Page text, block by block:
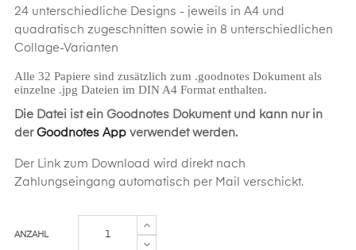
24 unterschiedliche Designs - jeweils in A4 und
quadratisch zugeschnitten sowie in 8 unterschiedlichen
Collage-Varianten
Alle 32 Papiere sind zusätzlich zum .goodnotes Dokument als
einzelne .jpg Dateien im DIN A4 Format enthalten.
Die Datei ist ein Goodnotes Dokument und kann nur in
der Goodnotes App verwendet werden.
Der Link zum Download wird direkt nach
Zahlungseingang automatisch per Mail verschickt.
ANZAHL